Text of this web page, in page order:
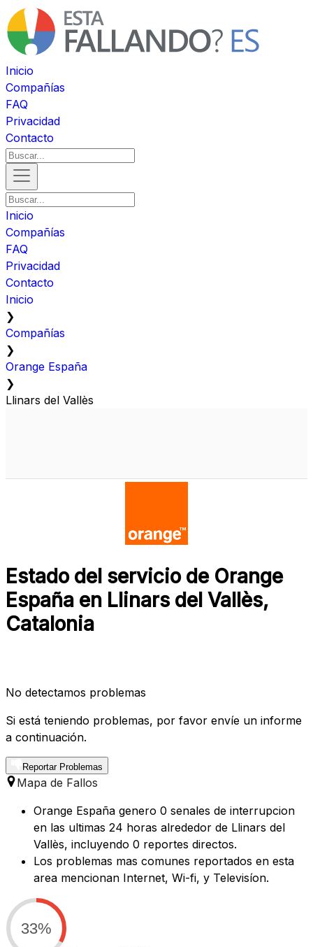
Inicio
Compañías
FAQ
Privacidad
Contacto
Inicio
Compañías
FAQ
Privacidad
Contacto
Inicio
❯
Compañías
❯
Orange España
❯
Llinars del Vallès
Estado del servicio de Orange
España en Llinars del Vallès,
Catalonia
No detectamos problemas
Si está teniendo problemas, por favor envíe un informe
a continuación.
Reportar Problemas
Mapa de Fallos
Orange España genero 0 senales de interrupcion
en las ultimas 24 horas alrededor de Llinars del
Vallès, incluyendo 0 reportes directos.
Los problemas mas comunes reportados en esta
area mencionan Internet, Wi-fi, y Televisíon.
33%